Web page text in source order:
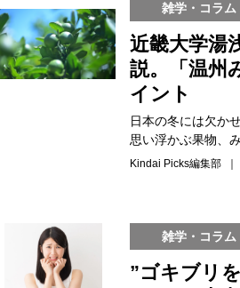
雑学・コラム
近畿大学湯
説。「温州
イント
日本の冬には欠か
思い浮かぶ果物、
Kindai Picks編集部
雑学・コラム
”ゴキブリ